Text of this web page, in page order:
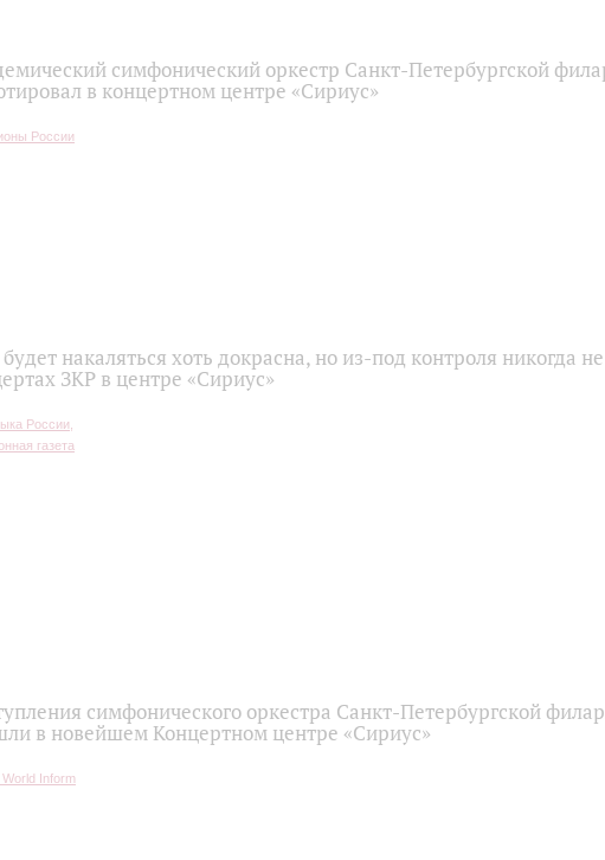
симфонический оркестр Санкт-Петербургской
в концертном центре «Сириус»
будет накаляться хоть докрасна, но из-под контроля никогда
ЗКР в центре «Сириус»
симфонического оркестра Санкт-Петербургской
в новейшем Концертном центре «Сириус»